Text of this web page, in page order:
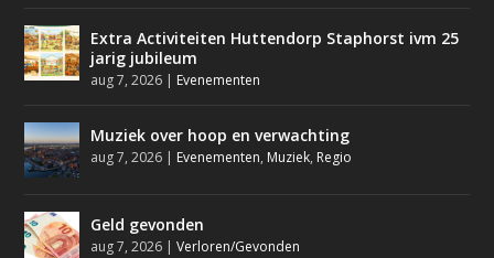
Extra Activiteiten Huttendorp Staphorst ivm 25
jarig jubileum
aug 7, 2026 Evenementen
Muziek over hoop en verwachting
aug 7, 2026 Evenementen, Muziek, Regio
Geld gevonden
aug 7, 2026 |Verloren/Gevonden